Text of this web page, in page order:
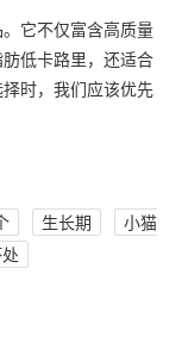
它不仅富含高质量
低卡路里，还适合
时，我们应该优先
生长期
小猫